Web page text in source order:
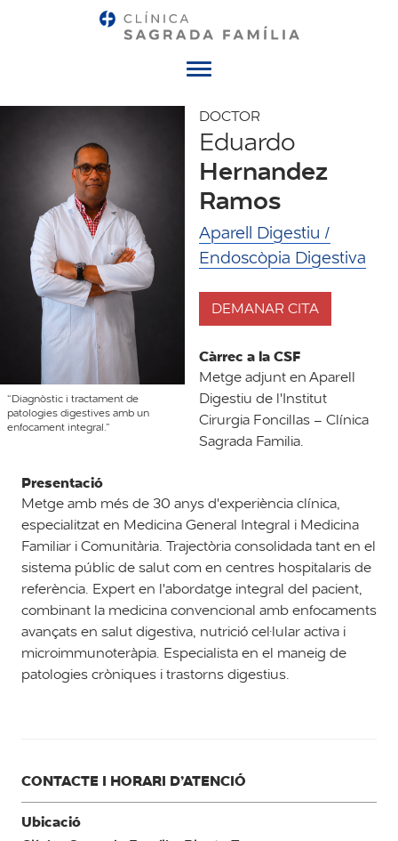
“Diagnòstic i tractament de
patologies digestives amb un
enfocament integral.”
DOCTOR
Eduardo
Hernandez
Ramos
Aparell Digestiu /
Endoscòpia Digestiva
DEMANAR CITA
Càrrec a la CSF
Metge adjunt en Aparell
Digestiu de l'Institut
Cirurgia Foncillas – Clínica
Sagrada Familia.
Presentació
Metge amb més de 30 anys d'experiència clínica,
especialitzat en Medicina General Integral i Medicina
Familiar i Comunitària. Trajectòria consolidada tant en el
sistema públic de salut com en centres hospitalaris de
referència. Expert en l'abordatge integral del pacient,
combinant la medicina convencional amb enfocaments
avançats en salut digestiva, nutrició cel·lular activa i
microimmunoteràpia. Especialista en el maneig de
patologies cròniques i trastorns digestius.
CONTACTE I HORARI D’ATENCIÓ
Ubicació